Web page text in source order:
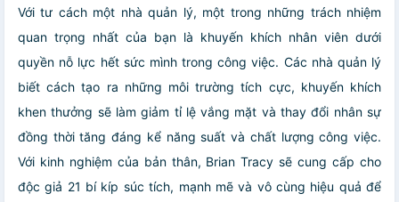
Với tư cách một nhà quản lý, một trong những trách nhiệm
quan trọng nhất của bạn là khuyến khích nhân viên dưới
quyền nỗ lực hết sức mình trong công việc. Các nhà quản lý
biết cách tạo ra những môi trường tích cực, khuyến khích
khen thưởng sẽ làm giảm tỉ lệ vắng mặt và thay đổi nhân sự
đồng thời tăng đáng kể năng suất và chất lượng công việc.
Với kinh nghiệm của bản thân, Brian Tracy sẽ cung cấp cho
độc giả 21 bí kíp súc tích, mạnh mẽ và vô cùng hiệu quả để